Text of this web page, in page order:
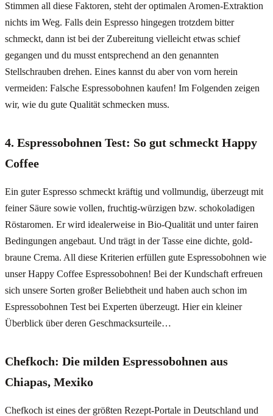
Stimmen all diese Faktoren, steht der optimalen Aromen-Extraktion
nichts im Weg. Falls dein Espresso hingegen trotzdem bitter
schmeckt, dann ist bei der Zubereitung vielleicht etwas schief
gegangen und du musst entsprechend an den genannten
Stellschrauben drehen. Eines kannst du aber von vorn herein
vermeiden: Falsche Espressobohnen kaufen! Im Folgenden zeigen
wir, wie du gute Qualität schmecken muss.
4. Espressobohnen Test: So gut schmeckt Happy
Coffee
Ein guter Espresso schmeckt kräftig und vollmundig, überzeugt mit
feiner Säure sowie vollen, fruchtig-würzigen bzw. schokoladigen
Röstaromen. Er wird idealerweise in Bio-Qualität und unter fairen
Bedingungen angebaut. Und trägt in der Tasse eine dichte, gold-
braune Crema. All diese Kriterien erfüllen gute Espressobohnen wie
unser Happy Coffee Espressobohnen! Bei der Kundschaft erfreuen
sich unsere Sorten großer Beliebtheit und haben auch schon im
Espressobohnen Test bei Experten überzeugt. Hier ein kleiner
Überblick über deren Geschmacksurteile…
Chefkoch: Die milden Espressobohnen aus
Chiapas, Mexiko
Chefkoch ist eines der größten Rezept-Portale in Deutschland und